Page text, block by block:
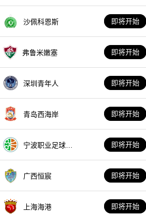
沙佩科恩斯 即将开始
弗鲁米嫩塞 即将开始
深圳青年人 即将开始
青岛西海岸 即将开始
宁波职业足球俱
即将开始
广西恒宸 即将开始
上海海港 即将开始